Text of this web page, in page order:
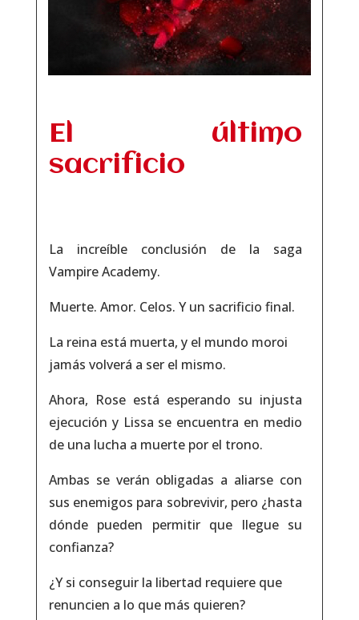
El último
sacrificio
La increíble conclusión de la saga
Vampire Academy.
Muerte. Amor. Celos. Y un sacrificio final.
La reina está muerta, y el mundo moroi
jamás volverá a ser el mismo.
Ahora, Rose está esperando su injusta
ejecución y Lissa se encuentra en medio
de una lucha a muerte por el trono.
Ambas se verán obligadas a aliarse con
sus enemigos para sobrevivir, pero ¿hasta
dónde pueden permitir que llegue su
confianza?
¿Y si conseguir la libertad requiere que
renuncien a lo que más quieren?